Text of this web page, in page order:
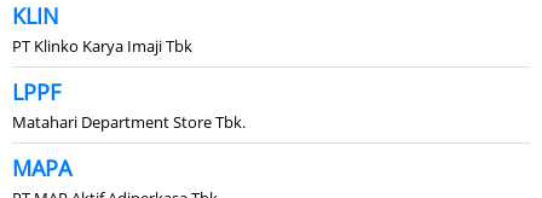
KLIN
PT Klinko Karya Imaji Tbk
LPPF
Matahari Department Store Tbk.
MAPA